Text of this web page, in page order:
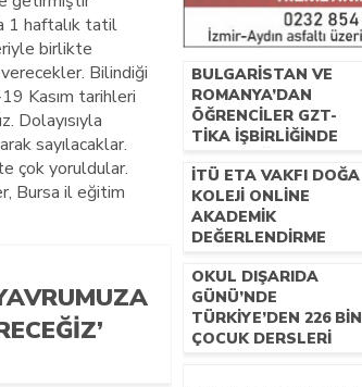
1 haftalık tatil
birlikte
Bilindiği
Kasım tarihleri
Dolayısıyla
sayılacaklar.
çok yoruldular.
Bursa il eğitim
BULGARISTAN VE
ROMANYA’DAN
ÖĞRENCILER GZT-
TİKA IŞBIRLIĞINDE
İTÜ ETA VAKFI DOĞA
KOLEJI ONLINE
AKADEMIK
DEĞERLENDIRME
BAŞVURULAR
BAŞLADI
OKUL DIŞARIDA
GÜNÜ’NDE
TÜRKIYE’DEN 226 BIN
ÇOCUK DERSLERI